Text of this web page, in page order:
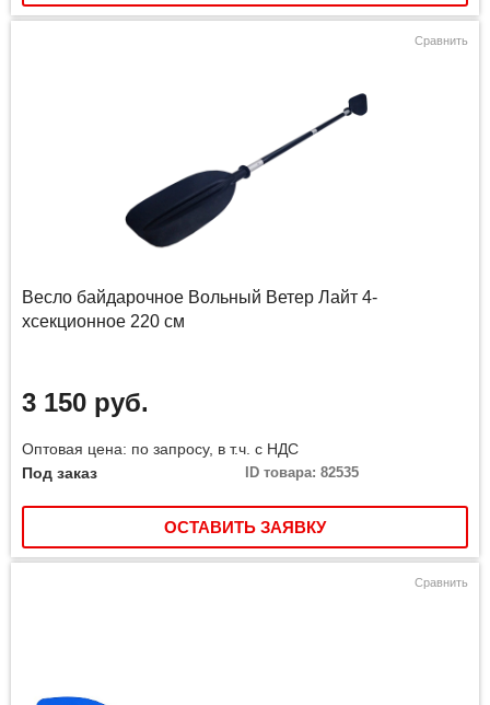
Сравнить
Весло байдарочное Вольный Ветер Лайт 4-
хсекционное 220 см
3 150 руб.
Оптовая цена: по запросу, в т.ч. с НДС
Под заказ
ID товара: 82535
ОСТАВИТЬ ЗАЯВКУ
Сравнить